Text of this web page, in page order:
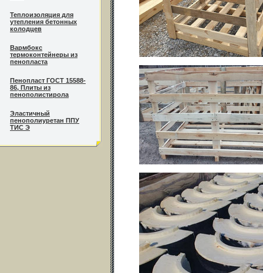
Теплоизоляция для
утепления бетонных
колодцев
Вармбокс
термоконтейнеры из
пенопласта
Пенопласт ГОСТ 15588-
86, Плиты из
пенополистирола
Эластичный
пенополиуретан ППУ
ТИС Э